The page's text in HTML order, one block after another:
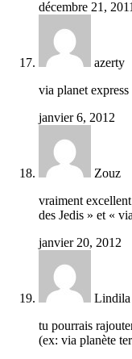
décembre 21, 2011
azerty
via planet
janvier 6, 2012
Zouz
vraiment
des Jedis » et «
janvier 20, 2012
Lindila
tu pourrais
(ex: via planète